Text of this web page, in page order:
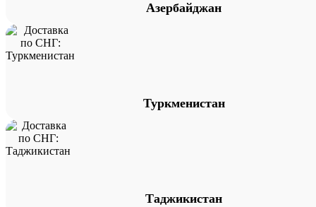
Азербайджан
Туркменистан
Таджикистан